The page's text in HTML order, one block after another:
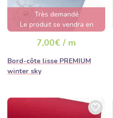
Très demandé
Le produit se vendra en
quelques heures
7,00€ / m
Bord-côte lisse PREMIUM
winter sky